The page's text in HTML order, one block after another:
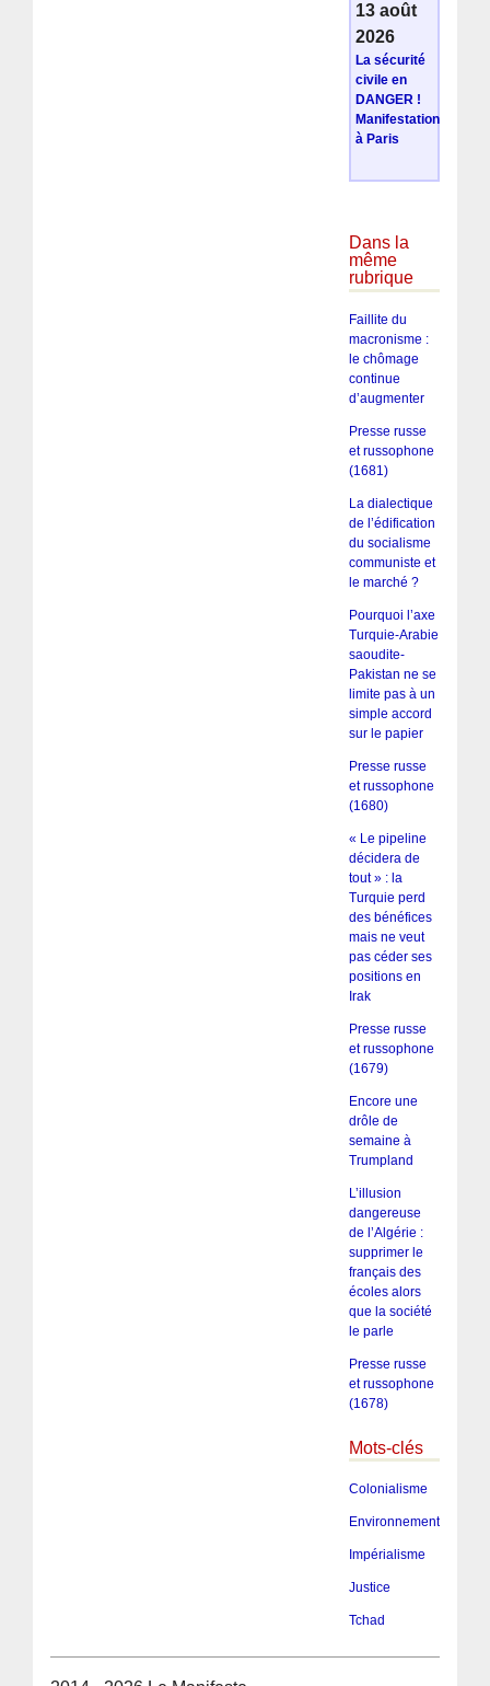
13 août
2026
La sécurité
civile en
DANGER !
Manifestation
à Paris
Dans la
même
rubrique
Faillite du
macronisme :
le chômage
continue
d’augmenter
Presse russe
et russophone
(1681)
La dialectique
de l’édification
du socialisme
communiste et
le marché ?
Pourquoi l’axe
Turquie-Arabie
saoudite-
Pakistan ne se
limite pas à un
simple accord
sur le papier
Presse russe
et russophone
(1680)
« Le pipeline
décidera de
tout » : la
Turquie perd
des bénéfices
mais ne veut
pas céder ses
positions en
Irak
Presse russe
et russophone
(1679)
Encore une
drôle de
semaine à
Trumpland
L’illusion
dangereuse
de l’Algérie :
supprimer le
français des
écoles alors
que la société
le parle
Presse russe
et russophone
(1678)
Mots-clés
Colonialisme
Environnement
Impérialisme
Justice
Tchad